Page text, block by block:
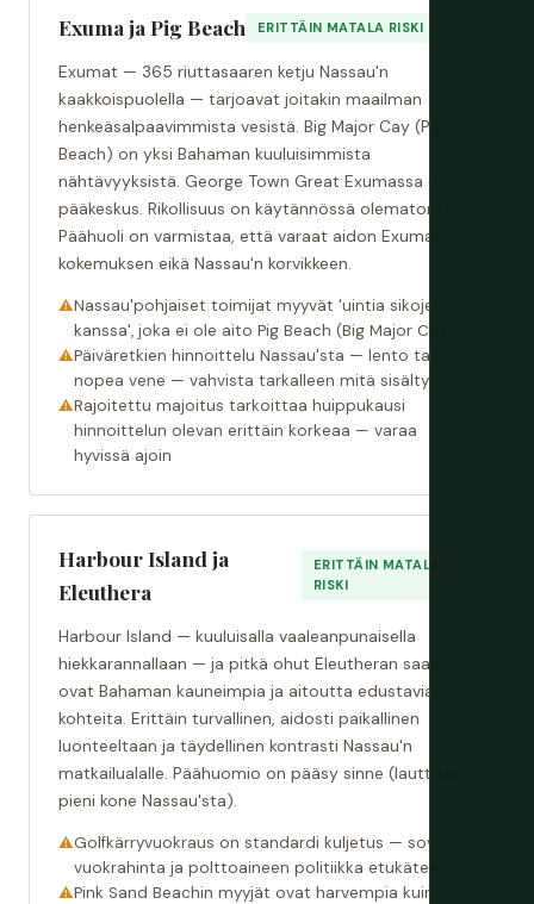
Exuma ja Pig Beach ERITTÄIN MATALA RISKI
Exumat — 365 riuttasaaren ketju Nassau'n
kaakkoispuolella — tarjoavat joitakin maailman
henkeäsalpaavimmista vesistä. Big Major Cay (Pig
Beach) on yksi Bahaman kuuluisimmista
nähtävyyksistä. George Town Great Exumassa on
pääkeskus. Rikollisuus on käytännössä olematonta.
Päähuoli on varmistaa, että varaat aidon Exuma-
kokemuksen eikä Nassau'n korvikkeen.
Nassau'pohjaiset toimijat myyvät 'uintia sikojen
kanssa', joka ei ole aito Pig Beach (Big Major Cay)
Päiväretkien hinnoittelu Nassau'sta — lento tai
nopea vene — vahvista tarkalleen mitä sisältyy
Rajoitettu majoitus tarkoittaa huippukausi
hinnoittelun olevan erittäin korkeaa — varaa
hyvissä ajoin
Harbour Island ja
Eleuthera
ERITTÄIN MATALA
RISKI
Harbour Island — kuuluisalla vaaleanpunaisella
hiekkarannallaan — ja pitkä ohut Eleutheran saari
ovat Bahaman kauneimpia ja aitoutta edustavia
kohteita. Erittäin turvallinen, aidosti paikallinen
luonteeltaan ja täydellinen kontrasti Nassau'n
matkailualalle. Päähuomio on pääsy sinne (lautt tai
pieni kone Nassau'sta).
Golfkärryvuokraus on standardi kuljetus — sovi
vuokrahinta ja polttoaineen politiikka etukäteen
Pink Sand Beachin myyjät ovat harvempia kuin